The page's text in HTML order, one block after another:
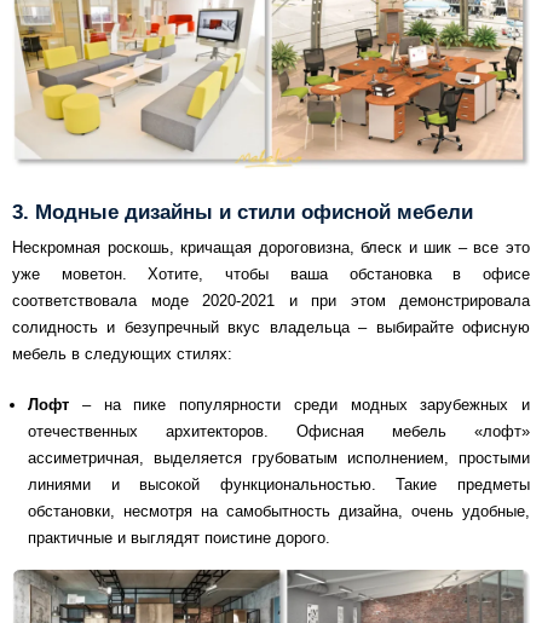
3. Модные дизайны и стили офисной мебели
Нескромная роскошь, кричащая дороговизна, блеск и шик – все это
уже моветон. Хотите, чтобы ваша обстановка в офисе
соответствовала моде 2020-2021 и при этом демонстрировала
солидность и безупречный вкус владельца – выбирайте офисную
мебель в следующих стилях:
Лофт – на пике популярности среди модных зарубежных и
отечественных архитекторов. Офисная мебель «лофт»
ассиметричная, выделяется грубоватым исполнением, простыми
линиями и высокой функциональностью. Такие предметы
обстановки, несмотря на самобытность дизайна, очень удобные,
практичные и выглядят поистине дорого.